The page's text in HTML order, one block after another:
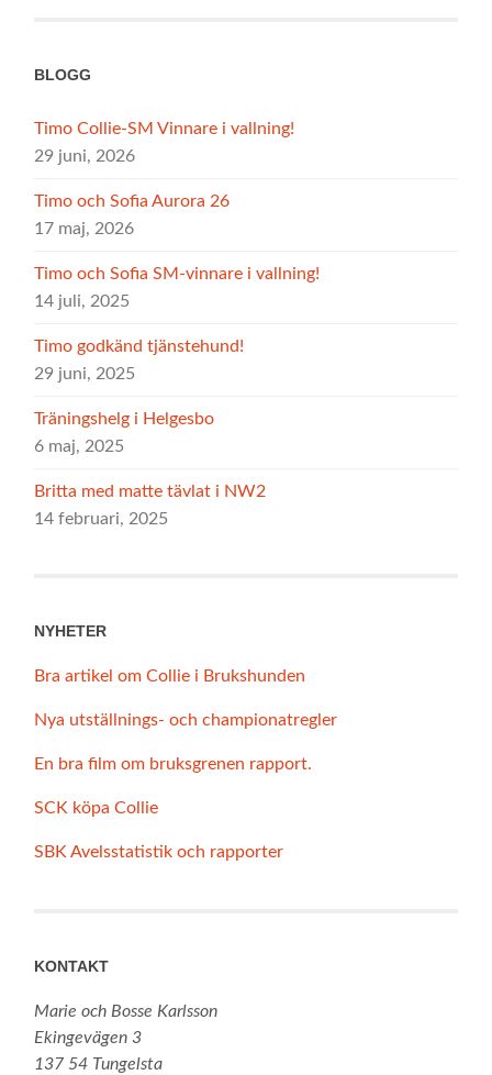
BLOGG
Timo Collie-SM Vinnare i vallning!
29 juni, 2026
Timo och Sofia Aurora 26
17 maj, 2026
Timo och Sofia SM-vinnare i vallning!
14 juli, 2025
Timo godkänd tjänstehund!
29 juni, 2025
Träningshelg i Helgesbo
6 maj, 2025
Britta med matte tävlat i NW2
14 februari, 2025
NYHETER
Bra artikel om Collie i Brukshunden
Nya utställnings- och championatregler
En bra film om bruksgrenen rapport.
SCK köpa Collie
SBK Avelsstatistik och rapporter
KONTAKT
Marie och Bosse Karlsson
Ekingevägen 3
137 54 Tungelsta